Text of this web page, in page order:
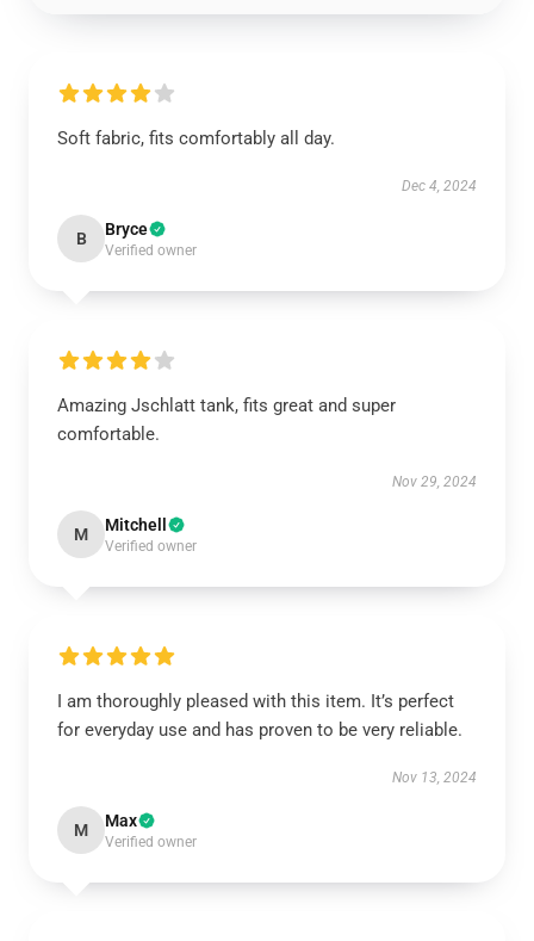
Soft fabric, fits comfortably all day.
Dec 4, 2024
B Bryce
Verified owner
Amazing Jschlatt tank, fits great and super
comfortable.
Nov 29, 2024
M Mitchell
Verified owner
I am thoroughly pleased with this item. It’s perfect
for everyday use and has proven to be very reliable.
Nov 13, 2024
M Max
Verified owner